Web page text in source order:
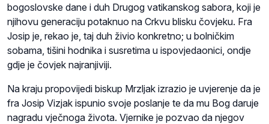
bogoslovske dane i duh Drugog vatikanskog sabora, koji je
njihovu generaciju potaknuo na Crkvu blisku čovjeku. Fra
Josip je, rekao je, taj duh živio konkretno; u bolničkim
sobama, tišini hodnika i susretima u ispovjedaonici, ondje
gdje je čovjek najranjiviji.
Na kraju propovijedi biskup Mrzljak izrazio je uvjerenje da je
fra Josip Vizjak ispunio svoje poslanje te da mu Bog daruje
nagradu vječnoga života. Vjernike je pozvao da njegov